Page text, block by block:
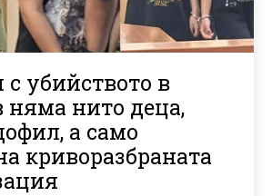
с убийството в
няма нито деца,
а само
криворазбраната